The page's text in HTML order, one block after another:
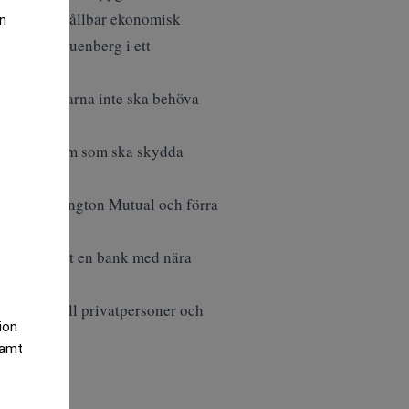
och hållbar ekonomisk
Martin Gruenberg i ett
inte ska behöva
Program som ska skydda
Washington Mutual och förra
även det en bank med nära
till privatpersoner och